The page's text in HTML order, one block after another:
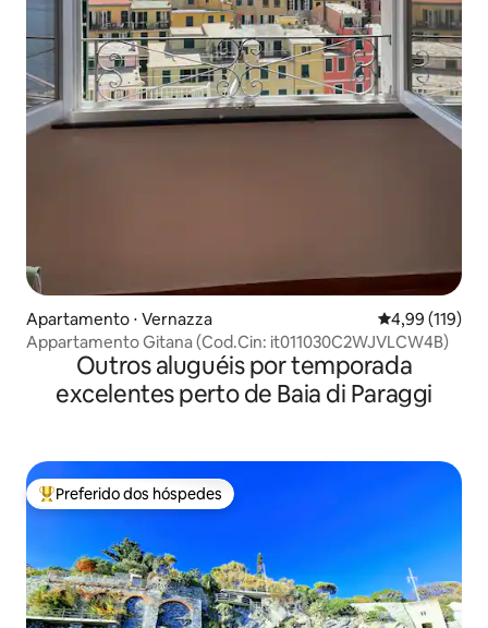
Apartamento ⋅ Vernazza 4,99 de uma
4,99 (119)
Appartamento Gitana (Cod.Cin: it011030C2WJVLCW4B)
Outros aluguéis por temporada
excelentes perto de Baia di Paraggi
Entre os melhores preferidos dos hóspedes
Preferido dos hóspedes